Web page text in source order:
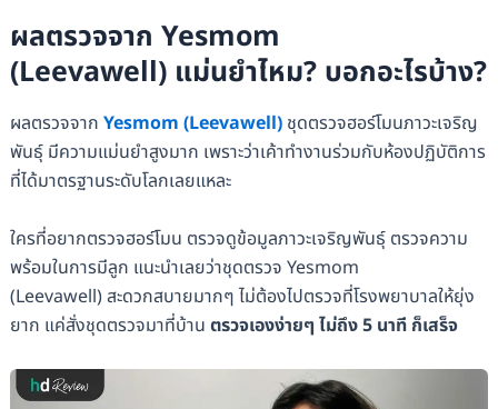
ผลตรวจจาก Yesmom
(Leevawell) แม่นยำไหม? บอกอะไรบ้าง?
ผลตรวจจาก Yesmom (Leevawell)ชุดตรวจฮอร์โมนภาวะเจริญ
พันธุ์ มีความแม่นยำสูงมาก เพราะว่าเค้าทำงานร่วมกับห้องปฏิบัติการ
ที่ได้มาตรฐานระดับโลกเลยแหละ
ใครที่อยากตรวจฮอร์โมน ตรวจดูข้อมูลภาวะเจริญพันธุ์ ตรวจความ
พร้อมในการมีลูก แนะนำเลยว่าชุดตรวจ Yesmom
(Leevawell) สะดวกสบายมากๆ ไม่ต้องไปตรวจที่โรงพยาบาลให้ยุ่ง
ยาก แค่สั่งชุดตรวจมาที่บ้าน ตรวจเองง่ายๆ ไม่ถึง 5 นาที ก็เสร็จ